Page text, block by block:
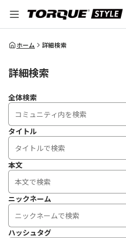
全体検索
ホーム 詳細検索
詳細検索
全体検索
タイトル
本文
ニックネーム
ハッシュタグ